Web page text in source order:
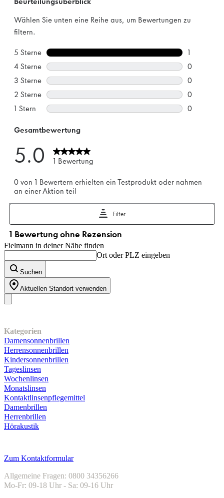
Fielmann in deiner Nähe finden
Ort oder PLZ eingeben
Suchen
Aktuellen Standort verwenden
Kategorien
Damensonnenbrillen
Herrensonnenbrillen
Kindersonnenbrillen
Tageslinsen
Wochenlinsen
Monatslinsen
Kontaktlinsenpflegemittel
Damenbrillen
Herrenbrillen
Hörakustik
Zum Kontaktformular
Allgemeine Fragen: 0800 34356266
Mo-Fr: 09-18 Uhr - Sa: 09-16 Uhr